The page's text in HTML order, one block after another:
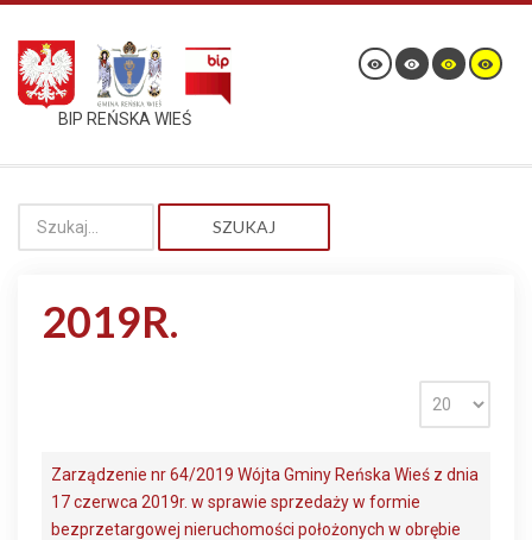
BIP REŃSKA WIEŚ
SZUKAJ
2019R.
Zarządzenie nr 64/2019 Wójta Gminy Reńska Wieś z dnia
17 czerwca 2019r. w sprawie sprzedaży w formie
bezprzetargowej nieruchomości położonych w obrębie